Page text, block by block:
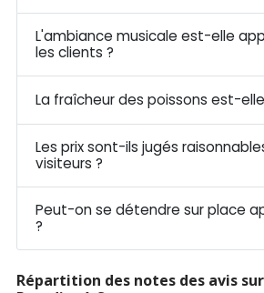
L'ambiance musicale est-elle
les clients ?
La fraîcheur des poissons est-
Les prix sont-ils jugés
visiteurs ?
Peut-on se détendre sur place
?
Répartition des notes des avis